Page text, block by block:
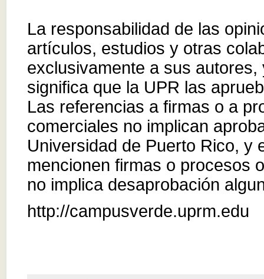
La responsabilidad de las
artículos, estudios y otras
exclusivamente a sus
significa que la UPR las
Las referencias a firmas o a
comerciales no implican
Universidad de Puerto Rico, y
mencionen firmas o procesos
no implica desaprobación
http://campusverde.uprm.edu